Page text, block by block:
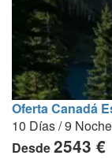
Oferta Canadá
10 Días / 9
Desde2543 €